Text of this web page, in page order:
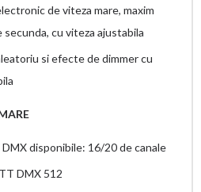
de viteza mare, maxim
secunda, cu viteza ajustabila
si efecte de dimmer cu
disponibile: 16/20 de canale
DMX 512